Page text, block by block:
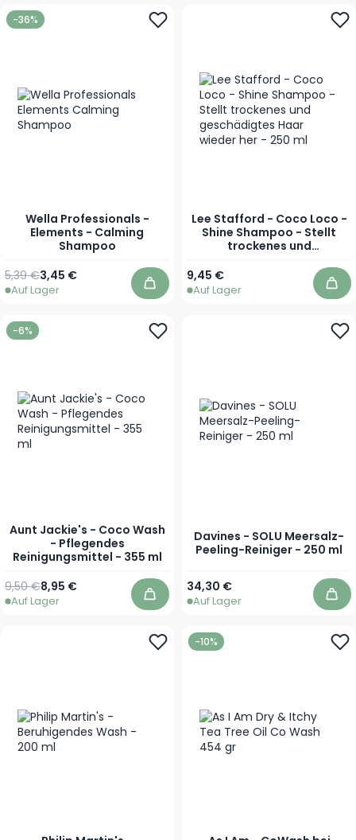
-36%
Wella Professionals -
Elements - Calming
Shampoo
Ab
3,45 €
Regulärer Preis
5,39 €
Auf Lager In den Warenkorb
Lee Stafford - Coco Loco -
Shine Shampoo - Stellt
trockenes und
9,45 €
Auf Lager In
-6%
Aunt Jackie's - Coco Wash
- Pflegendes
Reinigungsmittel - 355 ml
Sonderpreis
8,95 €
Regulärer Preis
9,50 €
Auf Lager In den Warenkorb
Davines - SOLU Meersalz-
Peeling-Reiniger - 250 ml
34,30 €
Auf Lager In
-10%